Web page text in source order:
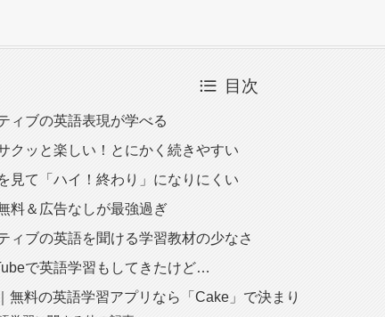
目次
ィブの英語表現が学べる
クッと楽しい！とにかく続きやすい
見て「ハイ！終わり」になりにくい
料＆広告なしが最強過ぎ
ィブの英語を聞ける学習教材の少なさ
で英語学習もしてきたけど…
無料の英語学習アプリなら「Cake」で決まり